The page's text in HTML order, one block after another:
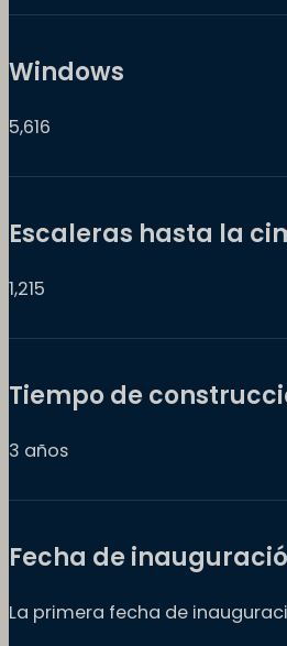
Windows
5,616
Escaleras hasta la
1,215
Tiempo de
3 años
Fecha de
La primera fecha de